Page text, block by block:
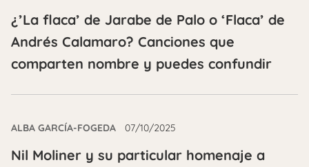
¿’La flaca’ de Jarabe de Palo o ‘Flaca’ de
Andrés Calamaro? Canciones que
comparten nombre y puedes confundir
ALBA GARCÍA-FOGEDA 07/10/2025
Nil Moliner y su particular homenaje a